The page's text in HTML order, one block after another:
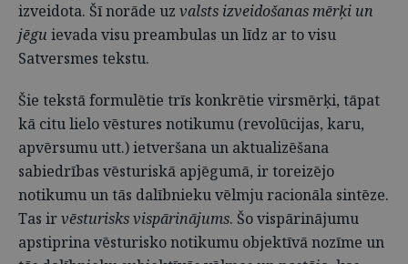
izveidota. Šī norāde uz valsts izveidošanas mērķi un
jēgu ievada visu preambulas un līdz ar to visu
Satversmes tekstu.
Šie tekstā formulētie trīs konkrētie virsmērķi, tāpat
kā citu lielo vēstures notikumu (revolūcijas, karu,
apvērsumu utt.) ietveršana un aktualizēšana
sabiedrības vēsturiskā apjēgumā, ir toreizējo
notikumu un tās dalībnieku vēlmju racionāla sintēze.
Tas irvēsturisks vispārinājums. Šo vispārinājumu
apstiprina vēsturisko notikumu objektīvā nozīme un